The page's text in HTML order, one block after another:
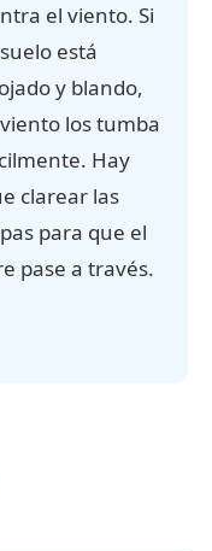
el viento. Si
está
y blando,
los tumba
Hay
clarear las
para que el
pase a través.